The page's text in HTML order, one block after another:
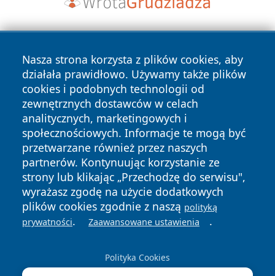
Nasza strona korzysta z plików cookies, aby
działała prawidłowo. Używamy także plików
cookies i podobnych technologii od
zewnętrznych dostawców w celach
analitycznych, marketingowych i
społecznościowych. Informacje te mogą być
przetwarzane również przez naszych
partnerów. Kontynuując korzystanie ze
strony lub klikając „Przechodzę do serwisu",
wyrażasz zgodę na użycie dodatkowych
plików cookies zgodnie z naszą polityką
prywatności. Zaawansowane ustawienia .
Polityka Cookies
Copyright © 2026 czestochowanews.pl Wszystkie prawa
zastrzeżone.
News Autorzy
Polityka
Prywatności
Polityka
Cookies
cześć